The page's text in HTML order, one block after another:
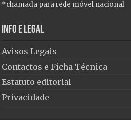
*chamada para rede móvel nacional
Info e Legal
Avisos Legais
Contactos e Ficha Técnica
Estatuto editorial
Privacidade